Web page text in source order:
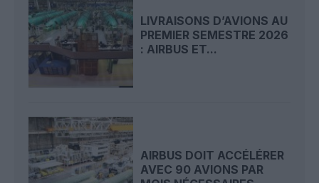
LIVRAISONS D’AVIONS AU
PREMIER SEMESTRE 2026
: AIRBUS ET...
AIRBUS DOIT ACCÉLÉRER
AVEC 90 AVIONS PAR